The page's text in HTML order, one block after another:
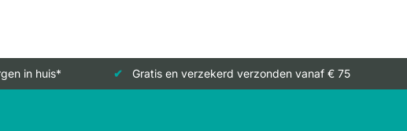
in huis* Gratis en verzekerd verzonden vanaf € 75